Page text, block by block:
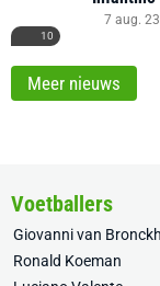
10
7 aug.
Meer nieuws
Voetballers
Giovanni van
Ronald Koeman